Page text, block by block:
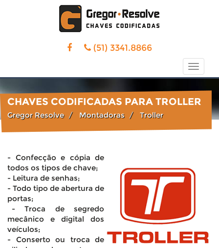
(51) 3341.8866
Toggle
CHAVES CODIFICADAS PARA TROLLER
Gregor Resolve Montadoras Troller
- Confecção e cópia de
todos os tipos de chave;
- Leitura de senhas;
- Todo tipo de abertura de
portas;
- Troca de segredo
mecânico e digital dos
veículos;
- Conserto ou troca de